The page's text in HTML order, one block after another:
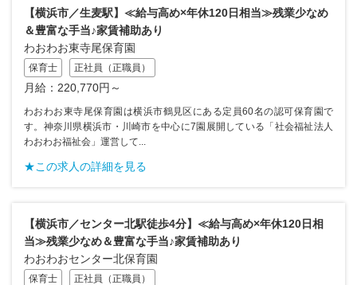
【横浜市／生麦駅】≪給与高め×年休120日相当≫残業少なめ
＆豊富な手当♪家賃補助あり
わおわお東寺尾保育園
保育士 正社員（正職員）
月給：220,770円～
わおわお東寺尾保育園は横浜市鶴見区にある定員60名の認可保育園で
す。神奈川県横浜市・川崎市を中心に7園展開している「社会福祉法人
わおわお福祉会」運営して...
★この求人の詳細を見る
【横浜市／センター北駅徒歩4分】≪給与高め×年休120日相
当≫残業少なめ＆豊富な手当♪家賃補助あり
わおわおセンター北保育園
保育士 正社員（正職員）